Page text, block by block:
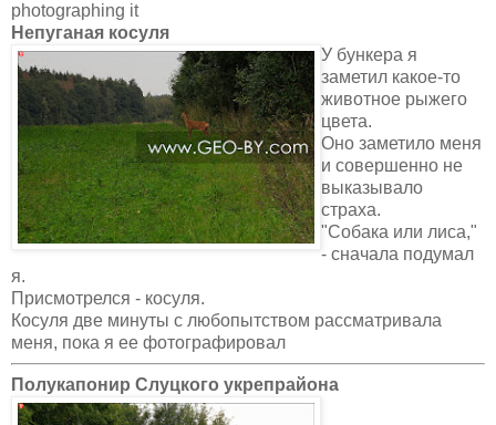
photographing it
Непуганая косуля
У бункера я
заметил какое-то
животное рыжего
цвета.
Оно заметило меня
и совершенно не
выказывало
страха.
"Собака или лиса,"
- сначала подумал
я.
Присмотрелся - косуля.
Косуля две минуты с любопытством рассматривала
меня, пока я ее фотографировал
Полукапонир Слуцкого укрепрайона